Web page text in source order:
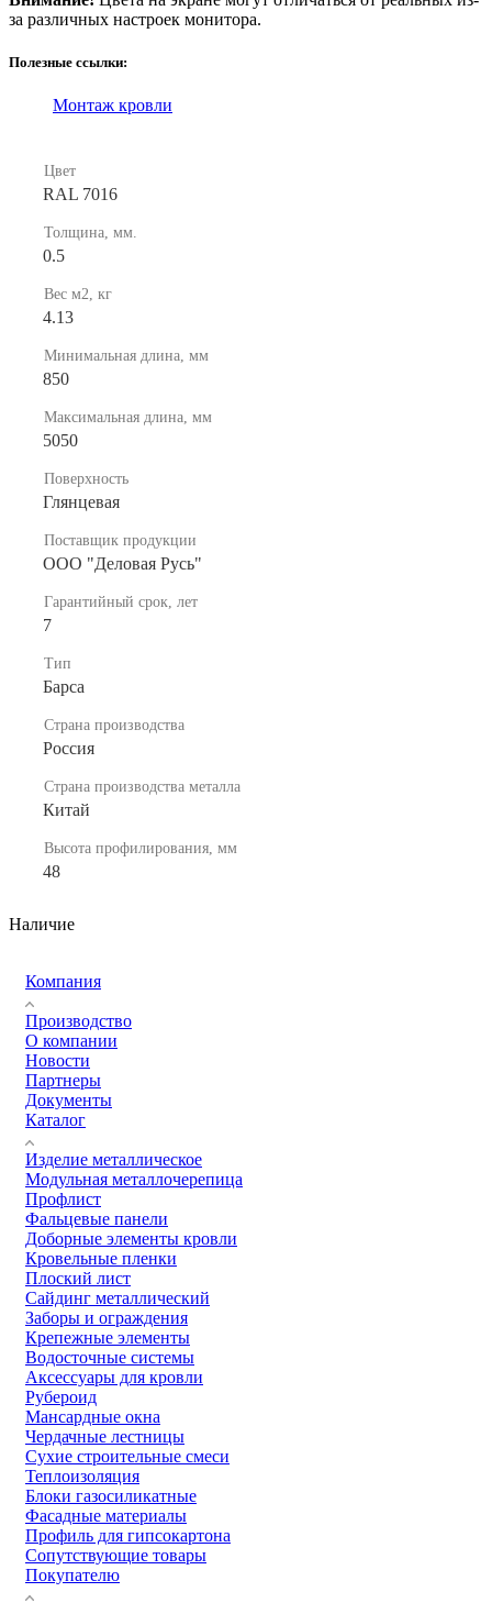
за различных настроек монитора.
Полезные ссылки:
Монтаж кровли
Цвет
RAL 7016
Толщина, мм.
0.5
Вес м2, кг
4.13
Минимальная длина, мм
850
Максимальная длина, мм
5050
Поверхность
Глянцевая
Поставщик продукции
ООО "Деловая Русь"
Гарантийный срок, лет
7
Тип
Барса
Страна производства
Россия
Страна производства металла
Китай
Высота профилирования, мм
48
Наличие
Компания
Производство
О компании
Новости
Партнеры
Документы
Каталог
Изделие металлическое
Модульная металлочерепица
Профлист
Фальцевые панели
Доборные элементы кровли
Кровельные пленки
Плоский лист
Сайдинг металлический
Заборы и ограждения
Крепежные элементы
Водосточные системы
Аксессуары для кровли
Рубероид
Мансардные окна
Чердачные лестницы
Сухие строительные смеси
Теплоизоляция
Блоки газосиликатные
Фасадные материалы
Профиль для гипсокартона
Сопутствующие товары
Покупателю